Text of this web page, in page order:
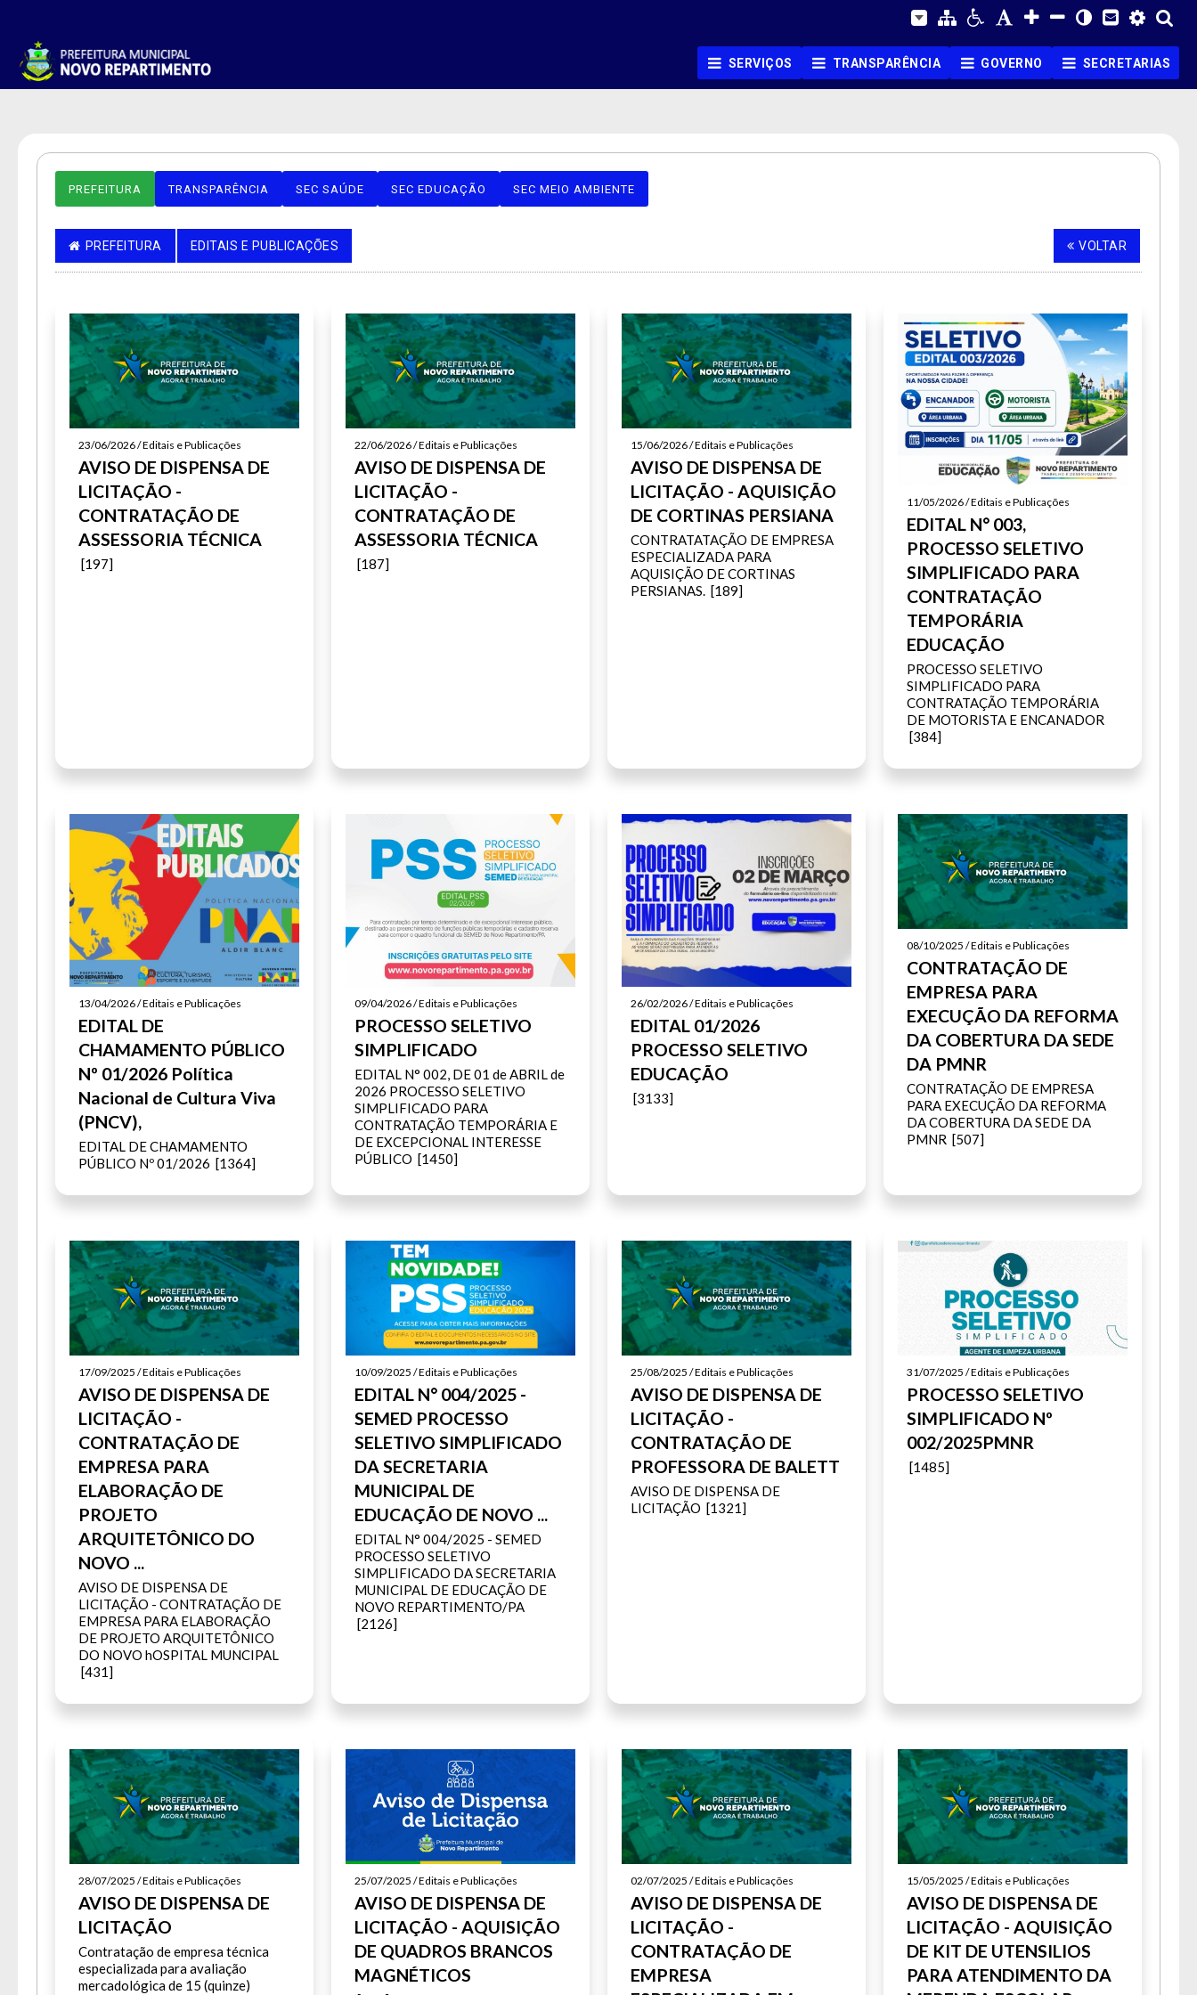
SERVIÇOS TRANSPARÊNCIA GOVERNO SECRETARIAS
PREFEITURA TRANSPARÊNCIA SEC SAÚDE SEC EDUCAÇÃO SEC MEIO AMBIENTE
PREFEITURA EDITAIS E PUBLICAÇÕES VOLTAR
23/06/2026 / Editais e Publicações
AVISO DE DISPENSA DE
LICITAÇÃO -
CONTRATAÇÃO DE
ASSESSORIA TÉCNICA
[197]
22/06/2026 / Editais e Publicações
AVISO DE DISPENSA DE
LICITAÇÃO -
CONTRATAÇÃO DE
ASSESSORIA TÉCNICA
[187]
15/06/2026 / Editais e Publicações
AVISO DE DISPENSA DE
LICITAÇÃO - AQUISIÇÃO
DE CORTINAS PERSIANA
CONTRATATAÇÃO DE EMPRESA
ESPECIALIZADA PARA
AQUISIÇÃO DE CORTINAS
PERSIANAS. [189]
11/05/2026 / Editais e Publicações
EDITAL N° 003,
PROCESSO SELETIVO
SIMPLIFICADO PARA
CONTRATAÇÃO
TEMPORÁRIA
EDUCAÇÃO
PROCESSO SELETIVO
SIMPLIFICADO PARA
CONTRATAÇÃO TEMPORÁRIA
DE MOTORISTA E ENCANADOR
[384]
13/04/2026 / Editais e Publicações
EDITAL DE
CHAMAMENTO PÚBLICO
Nº 01/2026 Política
Nacional de Cultura Viva
(PNCV),
EDITAL DE CHAMAMENTO
PÚBLICO Nº 01/2026 [1364]
09/04/2026 / Editais e Publicações
PROCESSO SELETIVO
SIMPLIFICADO
EDITAL N° 002, DE 01 de ABRIL de
2026 PROCESSO SELETIVO
SIMPLIFICADO PARA
CONTRATAÇÃO TEMPORÁRIA E
DE EXCEPCIONAL INTERESSE
PÚBLICO [1450]
26/02/2026 / Editais e Publicações
EDITAL 01/2026
PROCESSO SELETIVO
EDUCAÇÃO
[3133]
08/10/2025 / Editais e Publicações
CONTRATAÇÃO DE
EMPRESA PARA
EXECUÇÃO DA REFORMA
DA COBERTURA DA SEDE
DA PMNR
CONTRATAÇÃO DE EMPRESA
PARA EXECUÇÃO DA REFORMA
DA COBERTURA DA SEDE DA
PMNR [507]
17/09/2025 / Editais e Publicações
AVISO DE DISPENSA DE
LICITAÇÃO -
CONTRATAÇÃO DE
EMPRESA PARA
ELABORAÇÃO DE
PROJETO
ARQUITETÔNICO DO
NOVO ...
AVISO DE DISPENSA DE
LICITAÇÃO - CONTRATAÇÃO DE
EMPRESA PARA ELABORAÇÃO
DE PROJETO ARQUITETÔNICO
DO NOVO hOSPITAL MUNCIPAL
[431]
10/09/2025 / Editais e Publicações
EDITAL N° 004/2025 -
SEMED PROCESSO
SELETIVO SIMPLIFICADO
DA SECRETARIA
MUNICIPAL DE
EDUCAÇÃO DE NOVO ...
EDITAL N° 004/2025 - SEMED
PROCESSO SELETIVO
SIMPLIFICADO DA SECRETARIA
MUNICIPAL DE EDUCAÇÃO DE
NOVO REPARTIMENTO/PA
[2126]
25/08/2025 / Editais e Publicações
AVISO DE DISPENSA DE
LICITAÇÃO -
CONTRATAÇÃO DE
PROFESSORA DE BALETT
AVISO DE DISPENSA DE
LICITAÇÃO [1321]
31/07/2025 / Editais e Publicações
PROCESSO SELETIVO
SIMPLIFICADO Nº
002/2025PMNR
[1485]
28/07/2025 / Editais e Publicações
AVISO DE DISPENSA DE
LICITAÇÃO
Contratação de empresa técnica
especializada para avaliação
mercadológica de 15 (quinze)
25/07/2025 / Editais e Publicações
AVISO DE DISPENSA DE
LICITAÇÃO - AQUISIÇÃO
DE QUADROS BRANCOS
MAGNÉTICOS
02/07/2025 / Editais e Publicações
AVISO DE DISPENSA DE
LICITAÇÃO -
CONTRATAÇÃO DE
EMPRESA
15/05/2025 / Editais e Publicações
AVISO DE DISPENSA DE
LICITAÇÃO - AQUISIÇÃO
DE KIT DE UTENSILIOS
PARA ATENDIMENTO DA
Acessibilidade
Tamanho da fonte:
Fonte normal: Clique na letra A
Aumentar a fonte: Clique na letra A+
Gerenciador
Usuário
Webmail
Digite apenas o "usuário" sem @dominio!
Usuário
SIC Físico
Contatos e Endereço
Setor Responsável:
Fale Conosco